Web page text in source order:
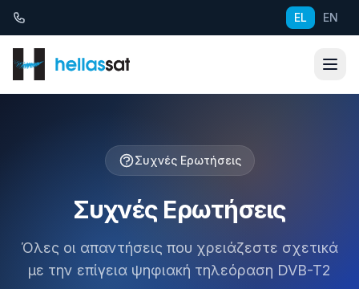
Μετάβαση στο περιεχόμενο EL EN
Συχνές Ερωτήσεις
Συχνές Ερωτήσεις
Όλες οι απαντήσεις που χρειάζεστε σχετικά
με την επίγεια ψηφιακή τηλεόραση DVB-T2